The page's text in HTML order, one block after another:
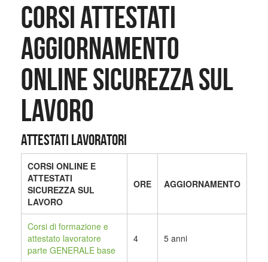
CORSI ATTESTATI
AGGIORNAMENTO
ONLINE SICUREZZA SUL
LAVORO
ATTESTATI LAVORATORI
CORSI ONLINE E
ATTESTATI
SICUREZZA SUL
LAVORO
ORE AGGIORNAMENTO
Corsi di formazione e
attestato lavoratore
parte GENERALE base
4 5 anni